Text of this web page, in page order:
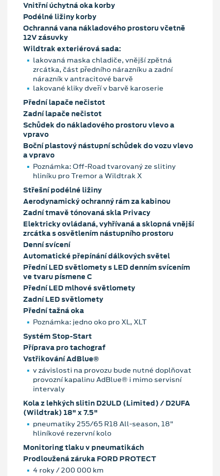
Vnitřní úchytná oka korby
Podélné ližiny korby
Ochranná vana nákladového prostoru včetně
12V zásuvky
Wildtrak exteriérová sada:
lakovaná maska chladiče, vnější zpětná
zrcátka, část předního nárazníku a zadní
nárazník v antracitové barvě
lakované kliky dveří v barvě karoserie
Přední lapače nečistot
Zadní lapače nečistot
Schůdek do nákladového prostoru vlevo a
vpravo
Boční plastový nástupní schůdek do vozu vlevo
a vpravo
Poznámka: Off-Road tvarovaný ze slitiny
hliníku pro Tremor a Wildtrak X
Střešní podélné ližiny
Aerodynamický ochranný rám za kabinou
Zadní tmavě tónovaná skla Privacy
Elektricky ovládaná, vyhřívaná a sklopná vnější
zrcátka s osvětlením nástupního prostoru
Denní svícení
Automatické přepínání dálkových světel
Přední LED světlomety s LED denním svícením
ve tvaru písmene C
Přední LED mlhové světlomety
Zadní LED světlomety
Přední tažná oka
Poznámka: jedno oko pro XL, XLT
Systém Stop-Start
Příprava pro tachograf
Vstřikování AdBlue®
v závislosti na provozu bude nutné doplňovat
provozní kapalinu AdBlue® i mimo servisní
intervaly
Kola z lehkých slitin D2ULD (Limited) / D2UFA
(Wildtrak) 18" x 7.5"
pneumatiky 255/65 R18 All-season, 18"
hliníkové rezervní kolo
Monitoring tlaku v pneumatikách
Prodloužená záruka FORD PROTECT
4 roky / 200 000 km